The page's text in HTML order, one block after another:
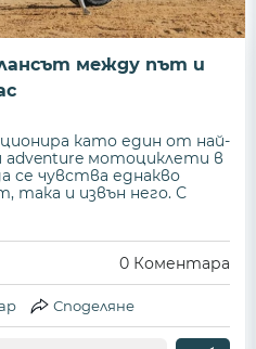
между път и
като един от най-
adventure мотоциклети в
се чувства еднакво
така и извън него. С
0 Коментара
Споделяне